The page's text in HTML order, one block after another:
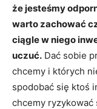
że jesteśmy
warto zachować
ciągle w niego
uczuć. Dać sobie
chcemy i których
spodobać się ktoś
chcemy